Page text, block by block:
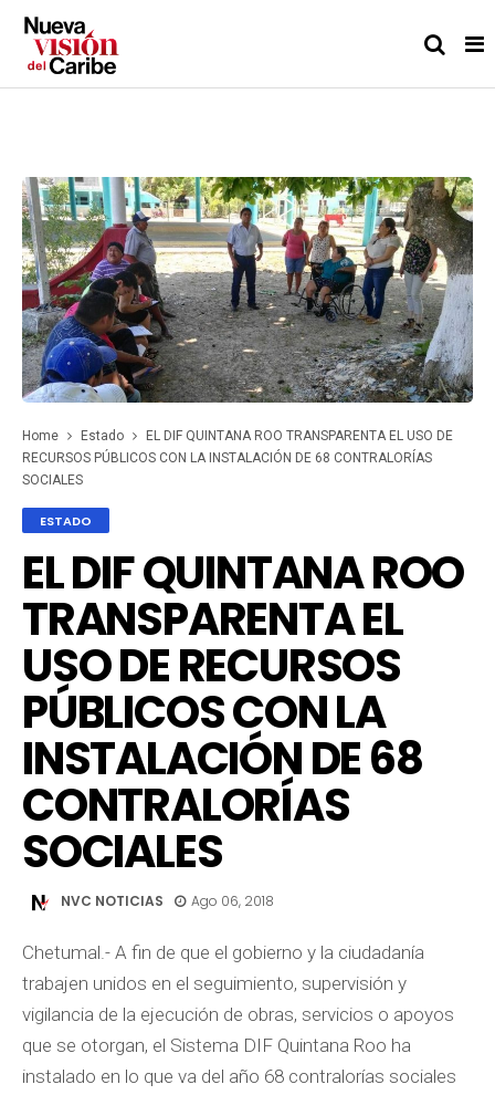
Home Estado
EL DIF QUINTANA ROO TRANSPARENTA EL USO DE
RECURSOS PÚBLICOS CON LA INSTALACIÓN DE 68 CONTRALORÍAS
SOCIALES
ESTADO
EL DIF QUINTANA ROO
TRANSPARENTA EL
USO DE RECURSOS
PÚBLICOS CON LA
INSTALACIÓN DE 68
CONTRALORÍAS
SOCIALES
NVC NOTICIAS Ago 06, 2018
Chetumal.- A fin de que el gobierno y la ciudadanía
trabajen unidos en el seguimiento, supervisión y
vigilancia de la ejecución de obras, servicios o apoyos
que se otorgan, el Sistema DIF Quintana Roo ha
instalado en lo que va del año 68 contralorías sociales